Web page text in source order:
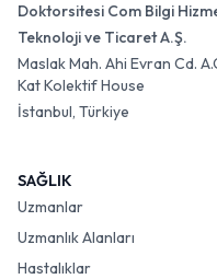
Doktorsitesi Com Bilgi
Teknoloji ve Ticaret A.Ş.
Maslak Mah. Ahi Evran Cd.
Kat Kolektif House
İstanbul, Türkiye
SAĞLIK
Uzmanlar
Uzmanlık Alanları
Hastalıklar